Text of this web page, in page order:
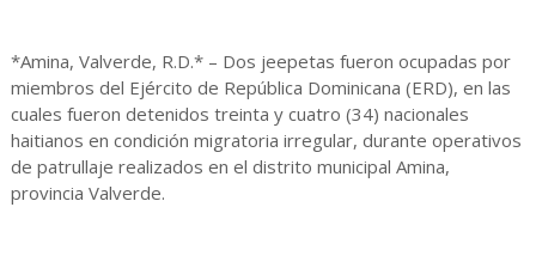
*Amina, Valverde, R.D.* – Dos jeepetas fueron ocupadas por
miembros del Ejército de República Dominicana (ERD), en las
cuales fueron detenidos treinta y cuatro (34) nacionales
haitianos en condición migratoria irregular, durante operativos
de patrullaje realizados en el distrito municipal Amina,
provincia Valverde.